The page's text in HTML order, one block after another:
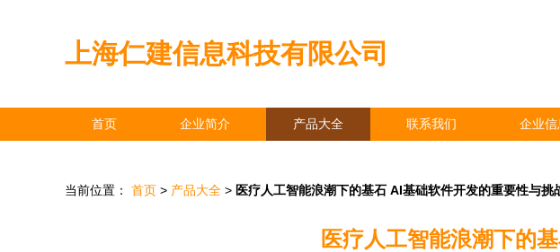
上海仁建信息科技有限公司
首页 企业简介 产品大全 联系我们 企业信
当前位置： 首页 > 产品大全 > 医疗人工智能浪潮下的基石 AI基础软件开发的重要性与挑
医疗人工智能浪潮下的